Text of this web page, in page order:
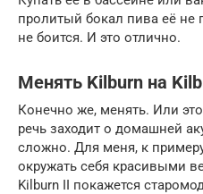
пролитый бокал пива её не
не боится. И это отлично.
Менять Kilburn на
Конечно же, менять. Или
речь заходит о домашней
сложно. Для меня, к
окружать себя красивыми
Kilburn II покажется